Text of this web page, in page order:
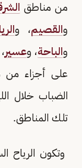
من مناطق
والقصيم، و
والباحة، وعسير
على أجزاء من
الضباب خلال
تلك المناطق.
وتكون الرياح